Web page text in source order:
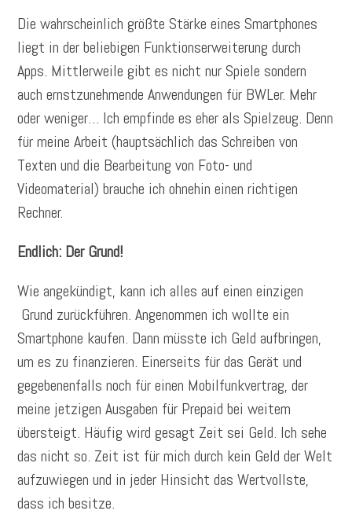
Die wahrscheinlich größte Stärke eines Smartphones
liegt in der beliebigen Funktionserweiterung durch
Apps. Mittlerweile gibt es nicht nur Spiele sondern
auch ernstzunehmende Anwendungen für BWLer. Mehr
oder weniger… Ich empfinde es eher als Spielzeug. Denn
für meine Arbeit (hauptsächlich das Schreiben von
Texten und die Bearbeitung von Foto- und
Videomaterial) brauche ich ohnehin einen richtigen
Rechner.
Endlich: Der Grund!
Wie angekündigt, kann ich alles auf einen einzigen
Grund zurückführen. Angenommen ich wollte ein
Smartphone kaufen. Dann müsste ich Geld aufbringen,
um es zu finanzieren. Einerseits für das Gerät und
gegebenenfalls noch für einen Mobilfunkvertrag, der
meine jetzigen Ausgaben für Prepaid bei weitem
übersteigt. Häufig wird gesagt Zeit sei Geld. Ich sehe
das nicht so. Zeit ist für mich durch kein Geld der Welt
aufzuwiegen und in jeder Hinsicht das Wertvollste,
dass ich besitze.